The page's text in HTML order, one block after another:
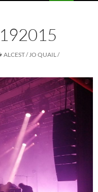
ALCEST / JO QUAIL /